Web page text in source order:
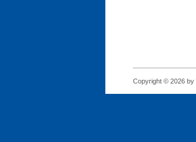
Copyright © 2026 by